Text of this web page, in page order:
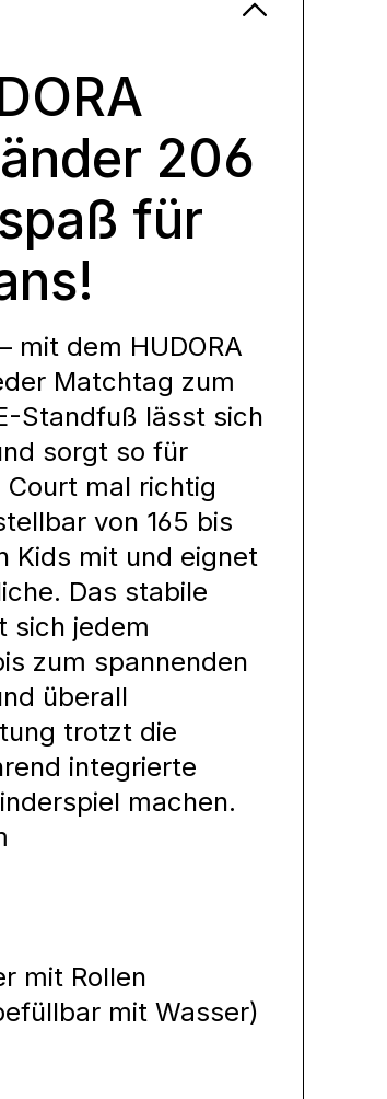
206
für
mit dem HUDORA
Matchtag zum
Standfuß lässt sich
sorgt so für
mal richtig
von 165 bis
Kids mit und eignet
Das stabile
sich jedem
zum spannenden
überall
trotzt die
integrierte
machen.
mit Rollen
mit Wasser)